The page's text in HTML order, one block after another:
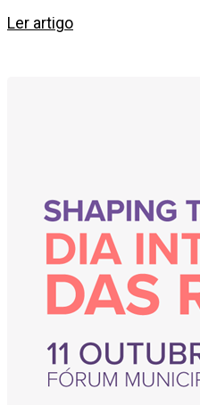
Ler artigo